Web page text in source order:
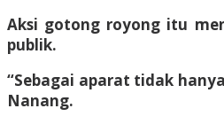
Aksi gotong royong itu
publik.
“Sebagai aparat tidak
Nanang.